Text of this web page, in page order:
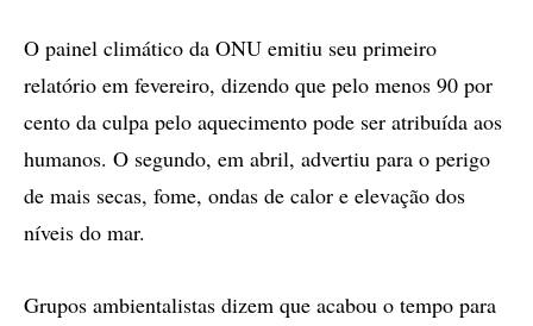
O painel climático da ONU emitiu seu primeiro
relatório em fevereiro, dizendo que pelo menos 90 por
cento da culpa pelo aquecimento pode ser atribuída aos
humanos. O segundo, em abril, advertiu para o perigo
de mais secas, fome, ondas de calor e elevação dos
níveis do mar.
Grupos ambientalistas dizem que acabou o tempo para